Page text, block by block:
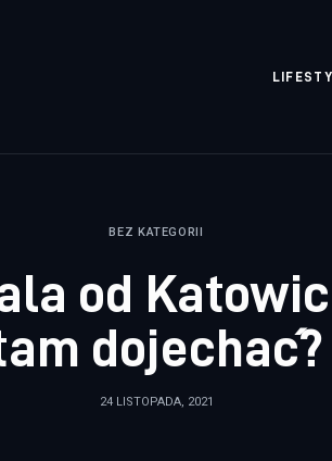
BEZ KATEGORII
od
dojechać?
24 LISTOPADA, 2021